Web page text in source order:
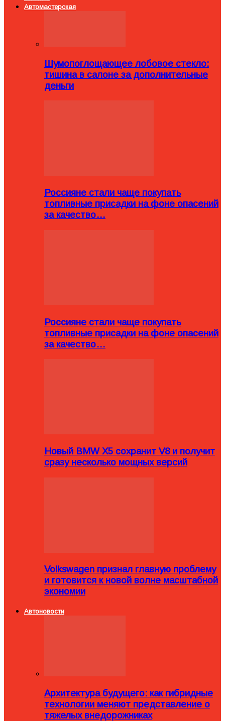
Автомастерская
Шумопоглощающее лобовое стекло:
тишина в салоне за дополнительные
деньги
Россияне стали чаще покупать
топливные присадки на фоне опасений
за качество…
Россияне стали чаще покупать
топливные присадки на фоне опасений
за качество…
Новый BMW X5 сохранит V8 и получит
сразу несколько мощных версий
Volkswagen признал главную проблему
и готовится к новой волне масштабной
экономии
Автоновости
Архитектура будущего: как гибридные
технологии меняют представление о
тяжелых внедорожниках